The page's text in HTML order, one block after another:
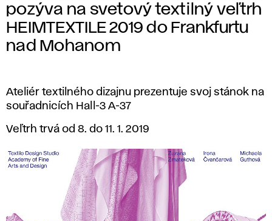
pozýva na svetový textilný veľtrh
HEIMTEXTILE 2019 do Frankfurtu
nad Mohanom
Ateliér textilného dizajnu prezentuje svoj stánok na
souřadnicích Hall-3 A-37
Veľtrh trvá od 8. do 11. 1. 2019